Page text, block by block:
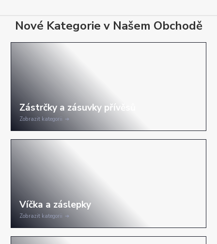
Nové Kategorie v Našem Obchodě
Zobrazit kategorii
Zobrazit kategorii